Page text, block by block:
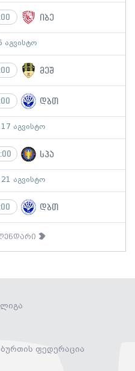
იბე
აგვისტო
მეშ
დბთ
აგვისტო
სპა
აგვისტო
დბთ
ფედერაცია